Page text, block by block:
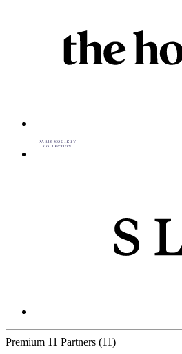
Premium 11 Partners (11)